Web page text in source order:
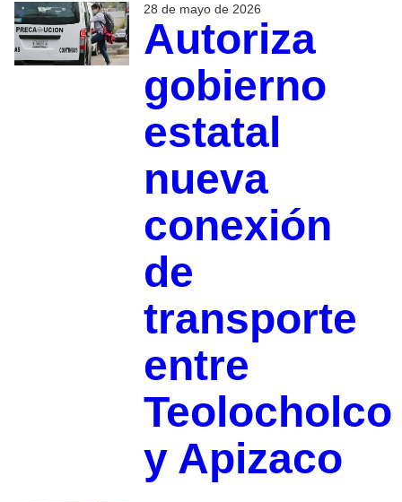
28 de mayo de 2026
Autoriza
gobierno
estatal
nueva
conexión
de
transporte
entre
Teolocholco
y Apizaco